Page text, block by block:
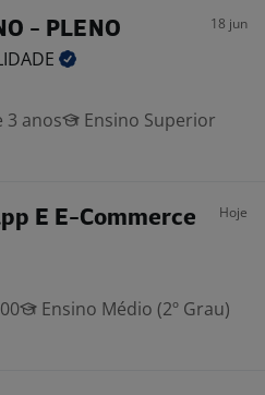
- PLENO 18 jun
3 anos
Ensino Superior
E E-Commerce Hoje
Ensino Médio (2º Grau)